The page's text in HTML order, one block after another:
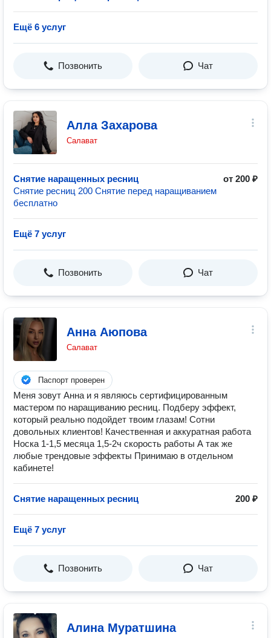
Ещё 6 услуг
Позвонить Чат
Алла Захарова
Салават
Снятие наращенных ресниц
от 200 ₽
Снятие ресниц 200 Снятие перед наращиванием
бесплатно
Ещё 7 услуг
Позвонить Чат
Анна Аюпова
Салават
Паспорт проверен
Меня зовут Анна и я являюсь сертифицированным
мастером по наращиванию ресниц. Подберу эффект,
который реально подойдет твоим глазам! Сотни
довольных клиентов! Качественная и аккуратная работа
Носка 1-1,5 месяца 1,5-2ч скорость работы А так же
любые трендовые эффекты Принимаю в отдельном
кабинете!
Снятие наращенных ресниц 200 ₽
Ещё 7 услуг
Позвонить Чат
Алина Муратшина